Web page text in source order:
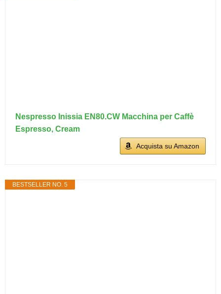
Nespresso Inissia EN80.CW Macchina per Caffè
Espresso, Cream
Acquista su Amazon
BESTSELLER NO. 5